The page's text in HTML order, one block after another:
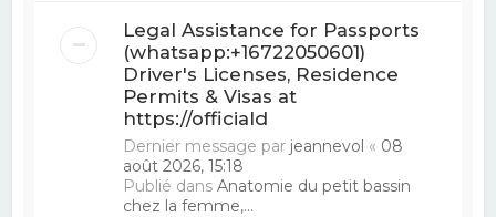
Legal Assistance for Passports
(whatsapp:+16722050601)
Driver's Licenses, Residence
Permits & Visas at
https://officiald
Dernier message par jeannevol « 08
août 2026, 15:18
Publié dansAnatomie du petit bassin
chez la femme,...